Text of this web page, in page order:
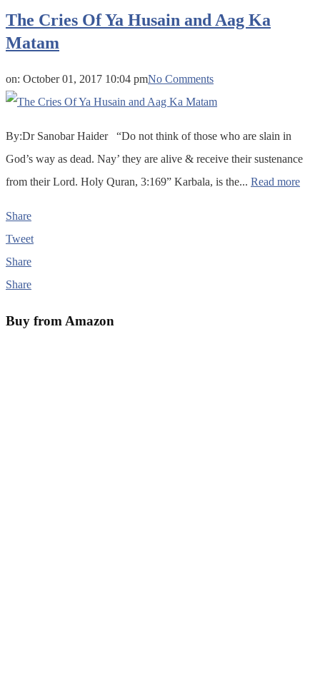
The Cries Of Ya Husain and Aag Ka
Matam
on: October 01, 2017 10:04 pmNo Comments
By:Dr Sanobar Haider “Do not think of those who are slain in
God’s way as dead. Nay’ they are alive & receive their sustenance
from their Lord. Holy Quran, 3:169” Karbala, is the... Read more
Share
Tweet
Share
Share
Buy from Amazon